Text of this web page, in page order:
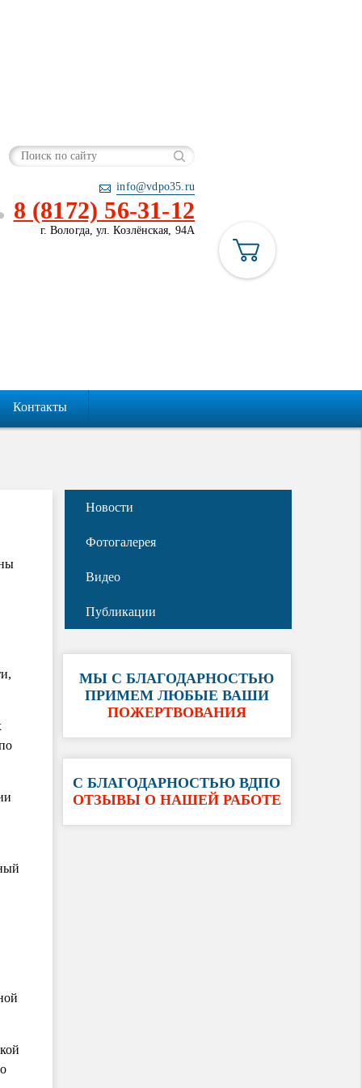
info@vdpo35.ru
8 (8172) 56-31-12
г. Вологда, ул. Козлёнская, 94А
Контакты
Новости
Фотогалерея
Видео
Публикации
МЫ С БЛАГОДАРНОСТЬЮ
ПРИМЕМ ЛЮБЫЕ ВАШИ
ПОЖЕРТВОВАНИЯ
С БЛАГОДАРНОСТЬЮ ВДПО
ОТЗЫВЫ О НАШЕЙ РАБОТЕ